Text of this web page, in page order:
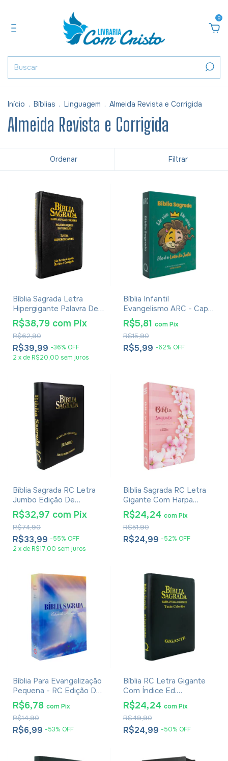
0
Início . Bíblias . Linguagem . Almeida Revista e Corrigida
Almeida Revista e Corrigida
Ordenar Filtrar
Bíblia Sagrada Letra
Hipergigante Palavra De
Jesus Em Vermelho Com
Harpa Zíper Preta
R$39,99 -36% OFF
R$62,90
R$38,79 com Pix
2 x de R$20,00 sem juros
Bíblia Infantil
Evangelismo ARC - Capa
Leão de Judá
R$5,99 -62% OFF
R$15,90
R$5,81 com Pix
Bíblia Sagrada RC Letra
Jumbo Edição De
Promessas Capa Zíper
Preta
R$33,99 -55% OFF
R$74,90
R$32,97 com Pix
2 x de R$17,00 sem juros
Biblia Sagrada RC Letra
Gigante Com Harpa
Avivada E Corinhos Capa
Dura Ramos Flores
R$24,99 -52% OFF
R$51,90
R$24,24 com Pix
Bíblia Para Evangelização
Pequena - RC Edição De
Promessas
R$6,99 -53% OFF
R$14,90
R$6,78 comPix
Bíblia RC Letra Gigante
Com Índice Ed.
Promessas - Palavras de
Jesus Em Vermelho -
Harpa E Corinhos - Capa
Zíper Preta
R$24,99 -50% OFF
R$49,90
R$24,24 com Pix